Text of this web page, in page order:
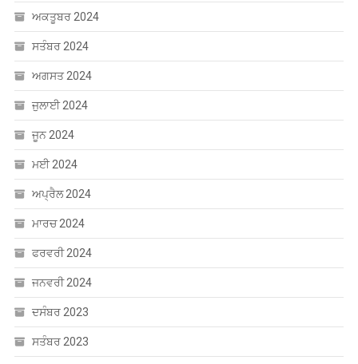
ਅਕਤੂਬਰ 2024
ਸਤੰਬਰ 2024
ਅਗਸਤ 2024
ਜੁਲਾਈ 2024
ਜੂਨ 2024
ਮਈ 2024
ਅਪ੍ਰੈਲ 2024
ਮਾਰਚ 2024
ਫਰਵਰੀ 2024
ਜਨਵਰੀ 2024
ਦਸੰਬਰ 2023
ਸਤੰਬਰ 2023